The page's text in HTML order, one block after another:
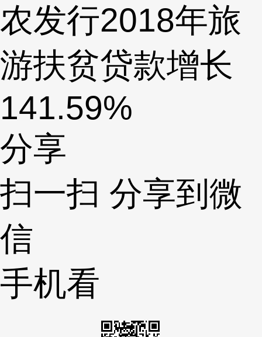
农发行2018年旅
游扶贫贷款增长
141.59%
分享
扫一扫 分享到微
信
手机看